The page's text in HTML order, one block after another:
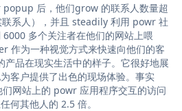
后，他们grow 的联系人数量超
系人），并且 steadily 利用 powr 社
多个关注者在他们的网站上喂
作为一种视觉方式来快速向他们的客
品在现实生活中的样子。它很好地展
客户提供了出色的现场体验。事实
网站上的 powr 应用程序交互的访问
何其他人的 2.5 倍。